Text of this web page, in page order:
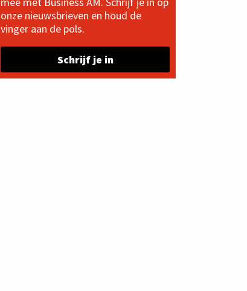
onze nieuwsbrieven en houd de
vinger aan de pols.
Schrijf je in